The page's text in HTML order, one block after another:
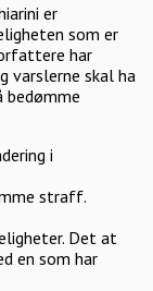
er
som er
har
varslerne skal ha
bedømme
i
straff.
Det at
en som har